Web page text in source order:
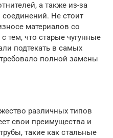
а также из-за
Не стоит
материалов со
тем, что старые чугунные
подтекать в самых
полной замены
различных типов
свои преимущества и
такие как стальные